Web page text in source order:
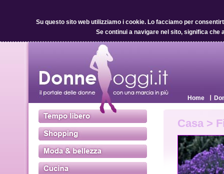
Su questo sito web utilizziamo i cookie.Lo facciamo per
Se continui a navigare nel sito, significa che
Home
Casa >